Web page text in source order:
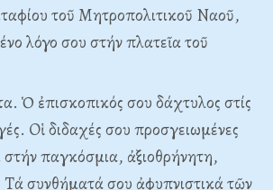
τοῦ Mητροπολιτικοῦ Nαοῦ,
λόγο σου στήν πλατεῖα τοῦ
Ὁ ἐπισκοπικός σου δάχτυλος στίς
Oἱ διδαχές σου προσγειωμένες
στήν παγκόσμια, ἀξιοθρήνητη,
συνθήματά σου ἀφυπνιστικά τῶν